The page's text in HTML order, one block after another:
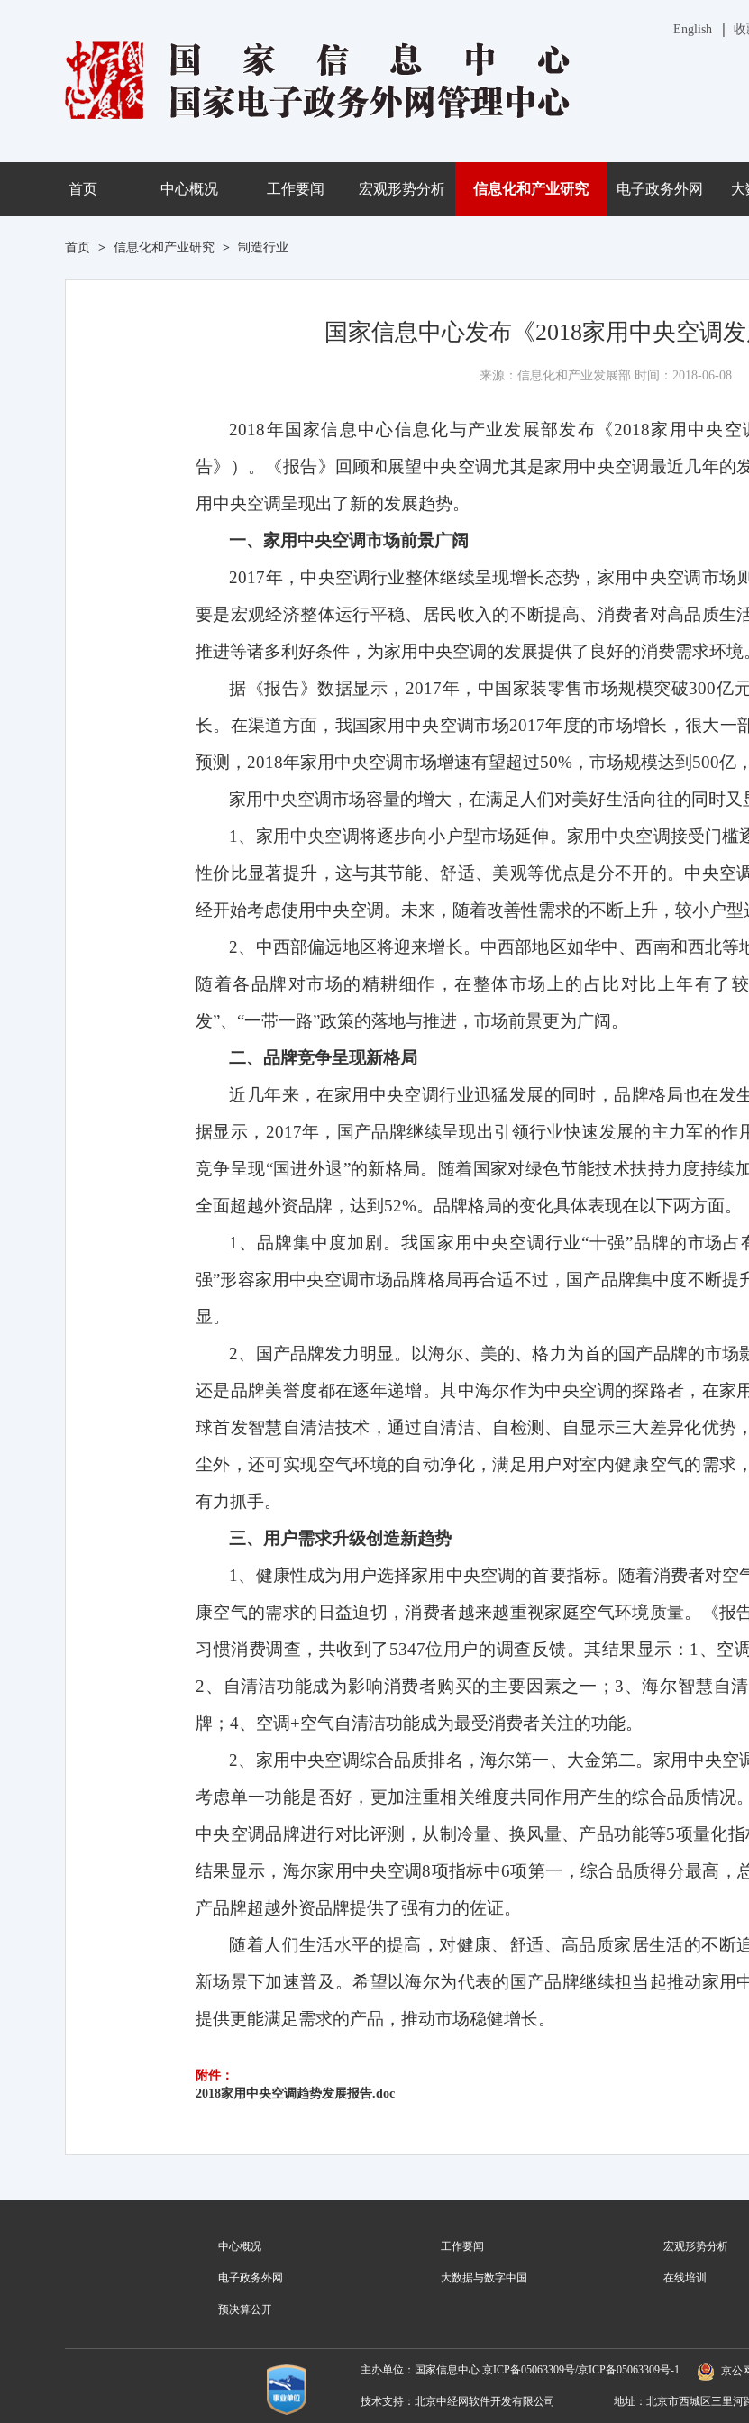
English 收
首页 中心概况 工作要闻 宏观形势分析 信息化和产业研究 电子政务外网 大
首页 > 信息化和产业研究 > 制造行业
国家信息中心发布《2018家用中央空调发
来源：信息化和产业发展部 时间：2018-06-08
2018年国家信息中心信息化与产业发展部发布《2018家用中央空
告》）。《报告》回顾和展望中央空调尤其是家用中央空调最近几年的
用中央空调呈现出了新的发展趋势。
一、家用中央空调市场前景广阔
2017年，中央空调行业整体继续呈现增长态势，家用中央空调市场
要是宏观经济整体运行平稳、居民收入的不断提高、消费者对高品质生
推进等诸多利好条件，为家用中央空调的发展提供了良好的消费需求环境
据《报告》数据显示， 2017年，中国家装零售市场规模突破300亿
长。在渠道方面，我国家用中央空调市场2017年度的市场增长，很大一
预测， 2018年家用中央空调市场增速有望超过50% ，市场规模达到 500亿
家用中央空调市场容量的增大，在满足人们对美好生活向往的同时又
1 、家用中央空调将逐步向小户型市场延伸。家用中央空调接受门槛
性价比显著提升，这与其节能、舒适、美观等优点是分不开的。中央空
经开始考虑使用中央空调。未来，随着改善性需求的不断上升，较小户型
2、中西部偏远地区将迎来增长。中西部地区如华中、西南和西北等
随着各品牌对市场的精耕细作，在整体市场上的占比对比上年有了
发”、“一带一路”政策的落地与推进，市场前景更为广阔。
二、品牌竞争呈现新格局
近几年来，在家用中央空调行业迅猛发展的同时，品牌格局也在发
据显示， 2017年，国产品牌继续呈现出引领行业快速发展的主力军的作
竞争呈现“国进外退”的新格局。随着国家对绿色节能技术扶持力度持续
全面超越外资品牌，达到 52%。品牌格局的变化具体表现在以下两方面。
1 、品牌集中度加剧。我国家用中央空调行业“十强”品牌的市场占
强”形容家用中央空调市场品牌格局再合适不过，国产品牌集中度不断提
显。
2、国产品牌发力明显。以海尔、美的、格力为首的国产品牌的市
还是品牌美誉度都在逐年递增。其中海尔作为中央空调的探路者，在家
球首发智慧自清洁技术，通过自清洁、自检测、自显示三大差异化优势
尘外，还可实现空气环境的自动净化，满足用户对室内健康空气的需求
有力抓手。
三、用户需求升级创造新趋势
1 、健康性成为用户选择家用中央空调的首要指标。随着消费者对
康空气的需求的日益迫切，消费者越来越重视家庭空气环境质量。《报
习惯消费调查，共收到了 5347位用户的调查反馈。其结果显示： 1 、空
2、自清洁功能成为影响消费者购买的主要因素之一； 3、海尔智慧自
牌； 4、空调+空气自清洁功能成为最受消费者关注的功能。
2、家用中央空调综合品质排名，海尔第一、大金第二。家用中央空
考虑单一功能是否好，更加注重相关维度共同作用产生的综合品质情况
中央空调品牌进行对比评测，从制冷量、换风量、产品功能等5项量化指
结果显示，海尔家用中央空调8项指标中6项第一，综合品质得分最高，
产品牌超越外资品牌提供了强有力的佐证。
随着人们生活水平的提高，对健康、舒适、高品质家居生活的不断
新场景下加速普及。希望以海尔为代表的国产品牌继续担当起推动家用
提供更能满足需求的产品，推动市场稳健增长。
附件：
2018家用中央空调趋势发展报告.doc
中心概况 工作要闻 宏观形势分析
电子政务外网 大数据与数字中国 在线培训
预决算公开
主办单位：国家信息中心 京ICP备05063309号/京ICP备05063309号-1 京公
技术支持：北京中经网软件开发有限公司 地址：北京市西城区三里河